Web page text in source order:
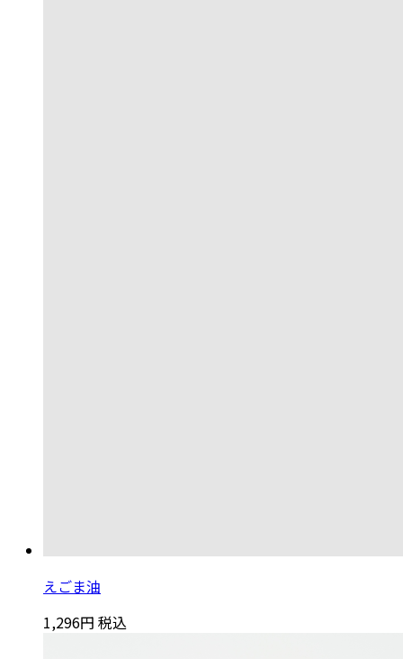
えごま油
1,296円 税込